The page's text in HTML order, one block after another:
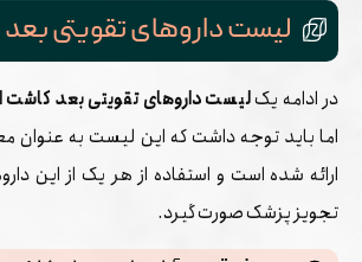
لیست داروهای تقویتی
در ادامه یکلیست داروهای تقویتی بعد کاشت
اما باید توجه داشت که این لیست به عنوان
ارائه شده است و استفاده از هر یک از این
تجویز پزشک صورت گیرد.